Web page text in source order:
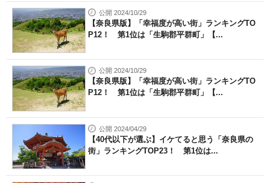
公開 2024/10/29
【奈良県版】「幸福度が高い街」ランキングTO
P12！ 第1位は「生駒郡平群町」【...
公開 2024/10/29
【奈良県版】「幸福度が高い街」ランキングTO
P12！ 第1位は「生駒郡平群町」【...
公開 2024/04/29
【40代以下が選ぶ】イケてると思う「奈良県の
街」ランキングTOP23！ 第1位は...